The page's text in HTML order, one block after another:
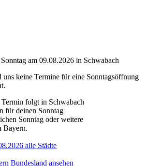
am 09.08.2026 in Schwabach
uns keine Termine für eine Sonntagsöffnung
Termin folgt in Schwabach
für deinen Sonntag
Sonntag oder weitere
Bayern.
alle Städte
Bundesland ansehen